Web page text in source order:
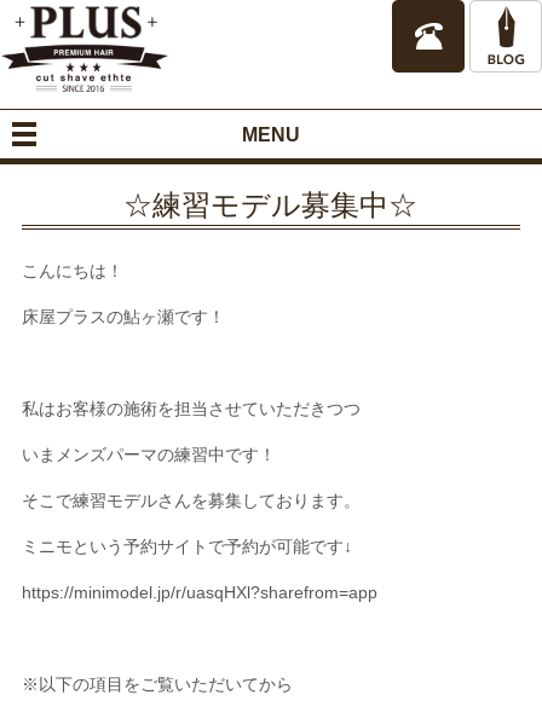
MENU
☆練習モデル募集中☆
こんにちは！
床屋プラスの鮎ヶ瀬です！
私はお客様の施術を担当させていただきつつ
いまメンズパーマの練習中です！
そこで練習モデルさんを募集しております。
ミニモという予約サイトで予約が可能です↓
https://minimodel.jp/r/uasqHXl?sharefrom=app
※以下の項目をご覧いただいてから